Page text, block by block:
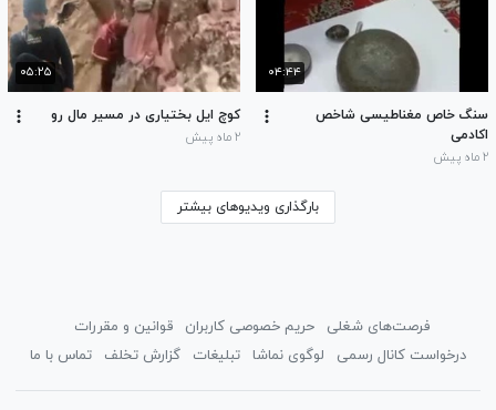
۰۴:۴۴
سنگ خاص مغناطیسی شاخص
اکادمی
۲ ماه پیش
۰۵:۲۵
کوچ ایل بختیاری در مسیر مال رو
۲ ماه پیش
بارگذاری ویدیوهای بیشتر
فرصت‌های شغلی حریم خصوصی کاربران
قوانین و مقررات
درخواست کانال رسمی
لوگوی نماشا تبلیغات گزارش تخلف تماس با ما